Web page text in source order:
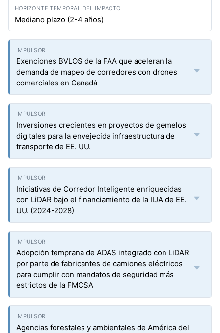
Mediano plazo (2-4 años)
Exenciones BVLOS de la FAA que aceleran la
demanda de mapeo de corredores con drones
comerciales en Canadá
Inversiones crecientes en proyectos de gemelos
digitales para la envejecida infraestructura de
transporte de EE. UU.
Iniciativas de Corredor Inteligente enriquecidas
con LiDAR bajo el financiamiento de la IIJA de EE.
UU. (2024-2028)
Adopción temprana de ADAS integrado con LiDAR
por parte de fabricantes de camiones eléctricos
para cumplir con mandatos de seguridad más
estrictos de la FMCSA
Agencias forestales y ambientales de América del